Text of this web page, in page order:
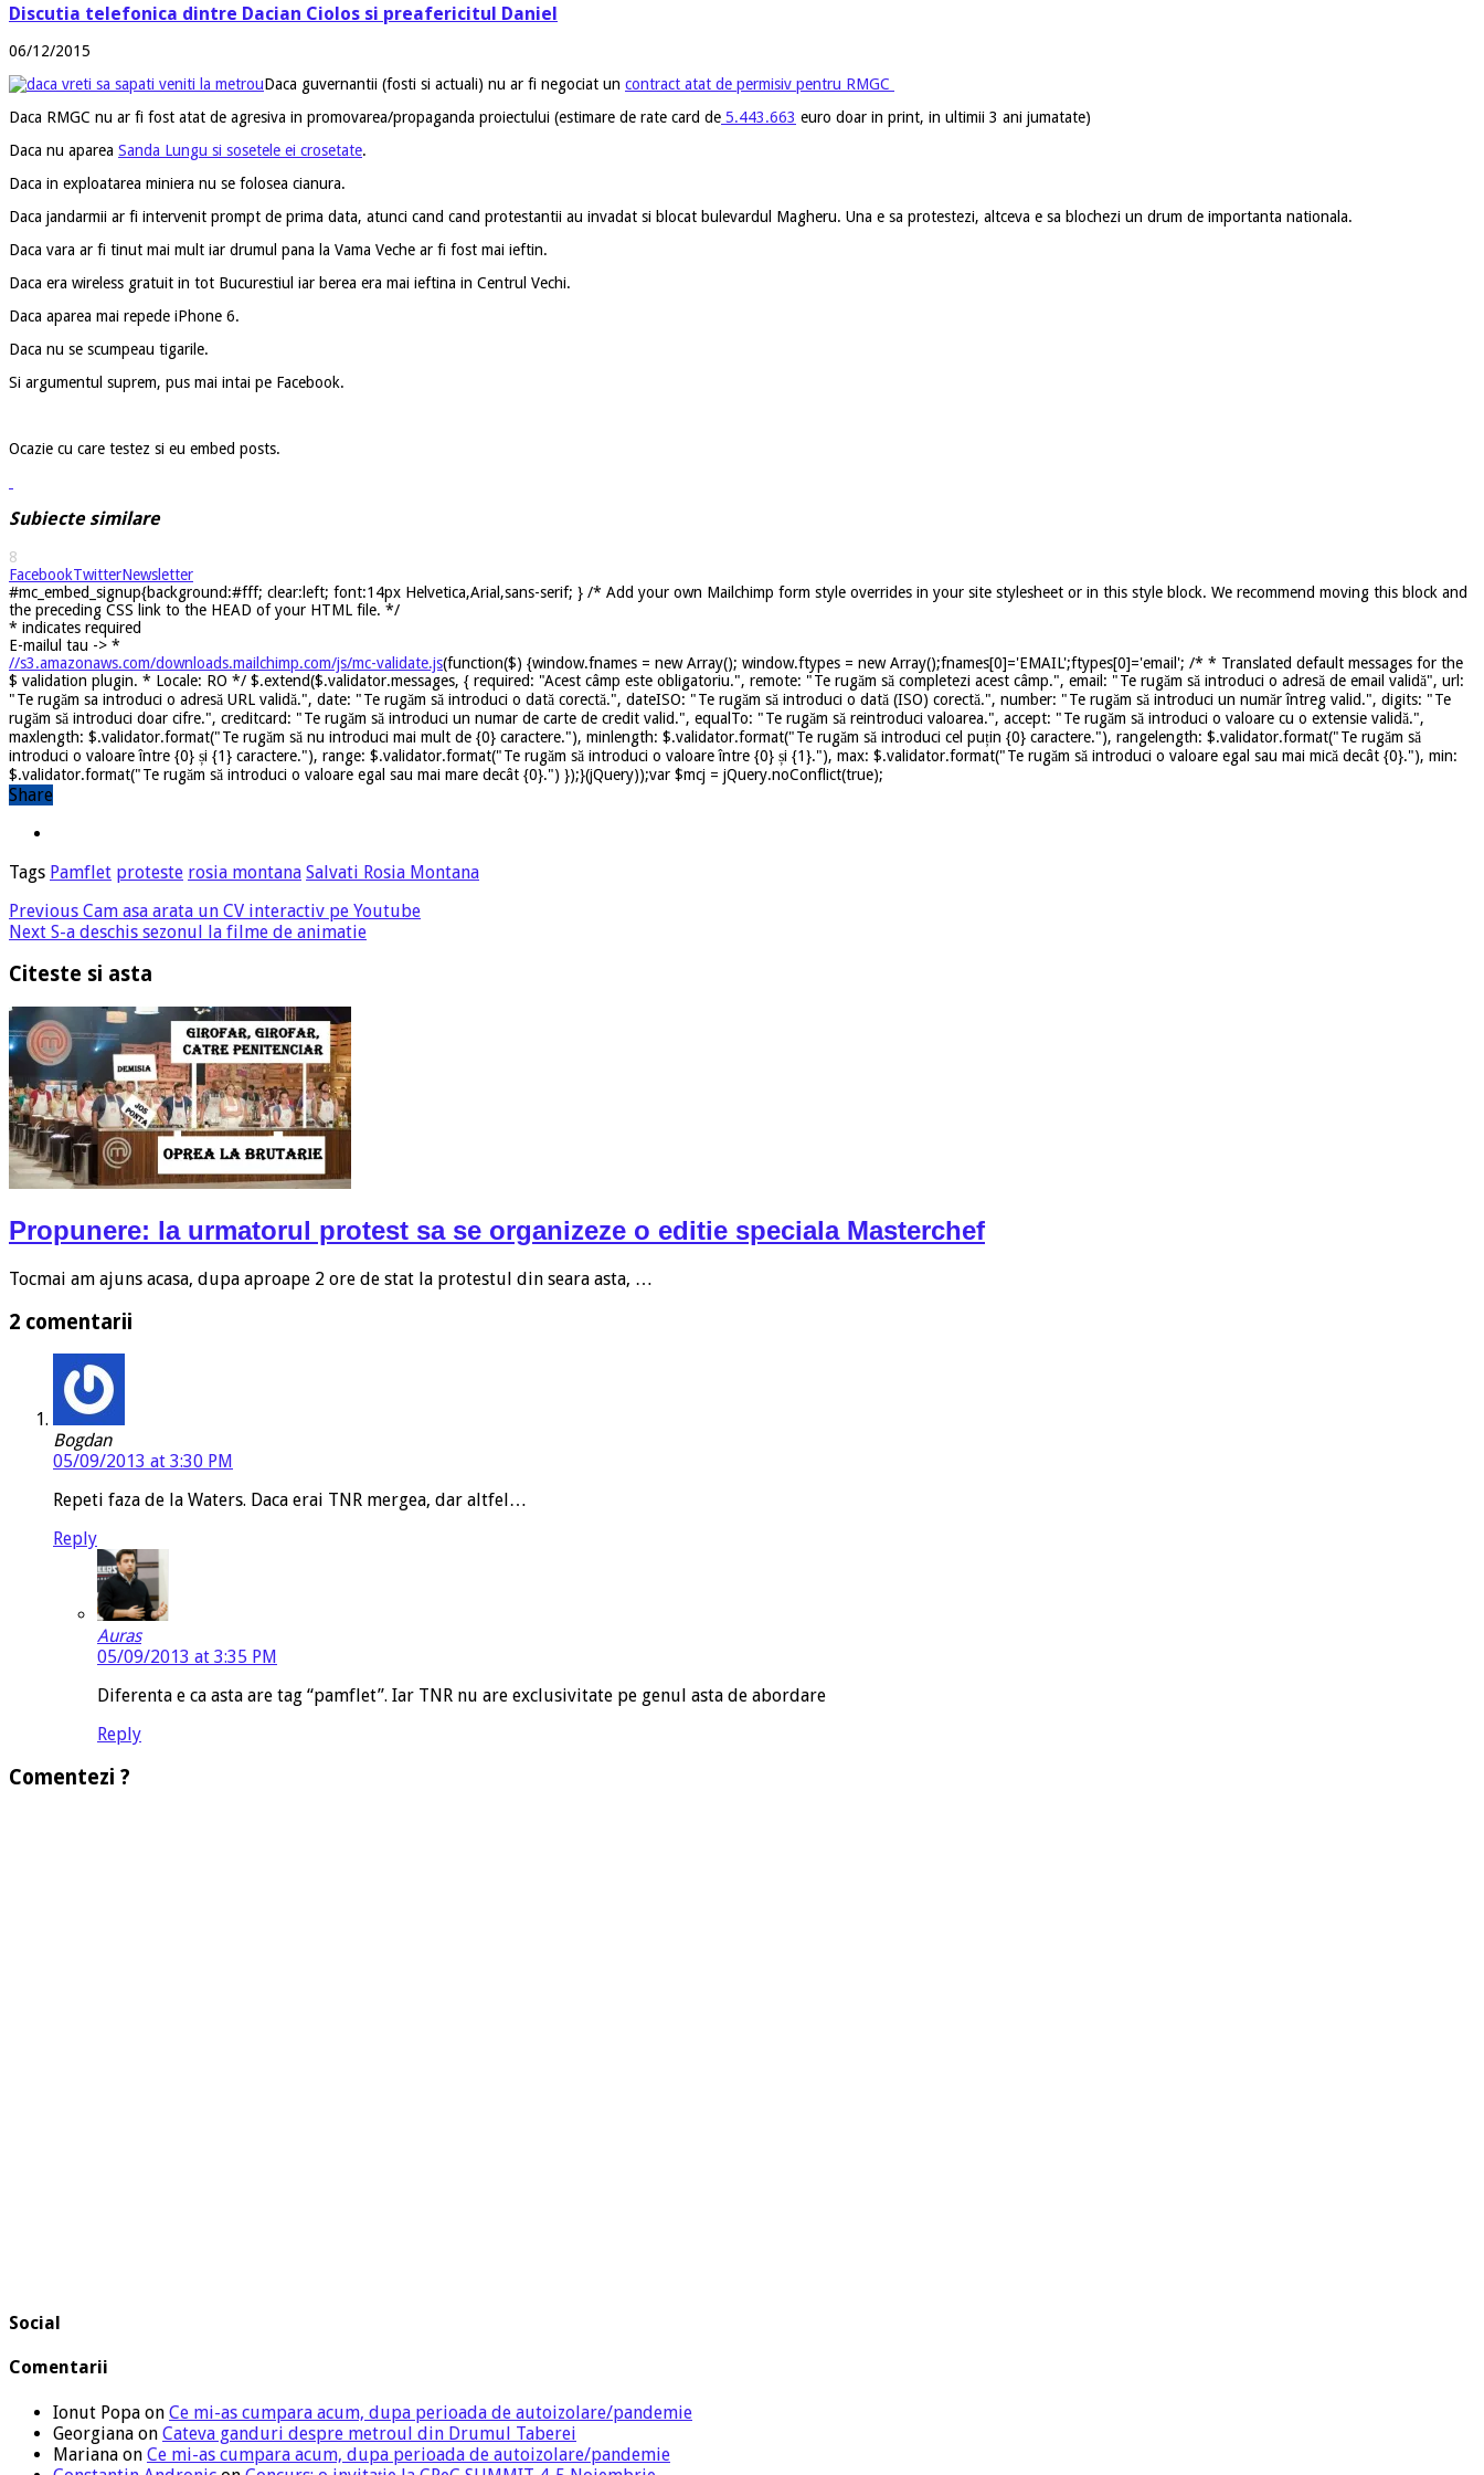
Discutia telefonica dintre Dacian Ciolos si preafericitul Daniel
06/12/2015
Daca guvernantii (fosti si actuali) nu ar fi negociat un contract atat de permisiv pentru RMGC
Daca RMGC nu ar fi fost atat de agresiva in promovarea/propaganda proiectului (estimare de rate card de 5.443.663 euro doar in print, in ultimii 3 ani jumatate)
Daca nu aparea Sanda Lungu si sosetele ei crosetate.
Daca in exploatarea miniera nu se folosea cianura.
Daca jandarmii ar fi intervenit prompt de prima data, atunci cand cand protestantii au invadat si blocat bulevardul Magheru. Una e sa protestezi, altceva e sa blochezi un drum de importanta nationala.
Daca vara ar fi tinut mai mult iar drumul pana la Vama Veche ar fi fost mai ieftin.
Daca era wireless gratuit in tot Bucurestiul iar berea era mai ieftina in Centrul Vechi.
Daca aparea mai repede iPhone 6.
Daca nu se scumpeau tigarile.
Si argumentul suprem, pus mai intai pe Facebook.
Ocazie cu care testez si eu embed posts.
Subiecte similare
8
FacebookTwitterNewsletter
#mc_embed_signup{background:#fff; clear:left; font:14px Helvetica,Arial,sans-serif; } /* Add your own Mailchimp form style overrides in your site stylesheet or in this style block. We recommend moving this block and
the preceding CSS link to the HEAD of your HTML file. */
* indicates required
E-mailul tau -> *
//s3.amazonaws.com/downloads.mailchimp.com/js/mc-validate.js(function($) {window.fnames = new Array(); window.ftypes = new Array();fnames[0]='EMAIL';ftypes[0]='email'; /* * Translated default messages for the
$ validation plugin. * Locale: RO */ $.extend($.validator.messages, { required: "Acest câmp este obligatoriu.", remote: "Te rugăm să completezi acest câmp.", email: "Te rugăm să introduci o adresă de email validă", url:
"Te rugăm sa introduci o adresă URL validă.", date: "Te rugăm să introduci o dată corectă.", dateISO: "Te rugăm să introduci o dată (ISO) corectă.", number: "Te rugăm să introduci un număr întreg valid.", digits: "Te
rugăm să introduci doar cifre.", creditcard: "Te rugăm să introduci un numar de carte de credit valid.", equalTo: "Te rugăm să reintroduci valoarea.", accept: "Te rugăm să introduci o valoare cu o extensie validă.",
maxlength: $.validator.format("Te rugăm să nu introduci mai mult de {0} caractere."), minlength: $.validator.format("Te rugăm să introduci cel puțin {0} caractere."), rangelength: $.validator.format("Te rugăm să
introduci o valoare între {0} și {1} caractere."), range: $.validator.format("Te rugăm să introduci o valoare între {0} și {1}."), max: $.validator.format("Te rugăm să introduci o valoare egal sau mai mică decât {0}."), min:
$.validator.format("Te rugăm să introduci o valoare egal sau mai mare decât {0}.") });}(jQuery));var $mcj = jQuery.noConflict(true);
Share
Tags Pamflet proteste rosia montana Salvati Rosia Montana
Previous Cam asa arata un CV interactiv pe Youtube
Next S-a deschis sezonul la filme de animatie
Citeste si asta
Propunere: la urmatorul protest sa se organizeze o editie speciala Masterchef
Tocmai am ajuns acasa, dupa aproape 2 ore de stat la protestul din seara asta, …
2 comentarii
Bogdan
05/09/2013 at 3:30 PM
Repeti faza de la Waters. Daca erai TNR mergea, dar altfel…
Reply
Auras
05/09/2013 at 3:35 PM
Diferenta e ca asta are tag “pamflet”. Iar TNR nu are exclusivitate pe genul asta de abordare
Reply
Comentezi ?
Social
Comentarii
Ionut Popa on Ce mi-as cumpara acum, dupa perioada de autoizolare/pandemie
Georgiana on Cateva ganduri despre metroul din Drumul Taberei
Mariana on Ce mi-as cumpara acum, dupa perioada de autoizolare/pandemie